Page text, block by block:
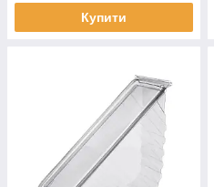
Купити